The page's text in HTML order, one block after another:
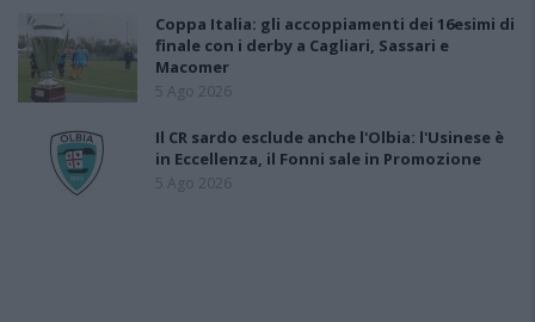
Coppa Italia: gli accoppiamenti dei 16esimi di
finale con i derby a Cagliari, Sassari e
Macomer
5 Ago 2026
Il CR sardo esclude anche l'Olbia: l'Usinese è
in Eccellenza, il Fonni sale in Promozione
5 Ago 2026